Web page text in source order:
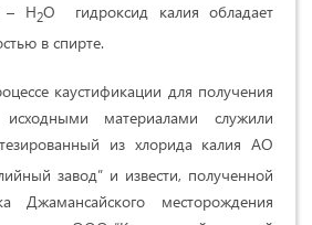
– Н2О гидроксид калия обладает
в спирте.
каустификации для получения
исходными материалами служили
из хлорида калия АО
завод” и извести, полученной
Джамансайского месторождения